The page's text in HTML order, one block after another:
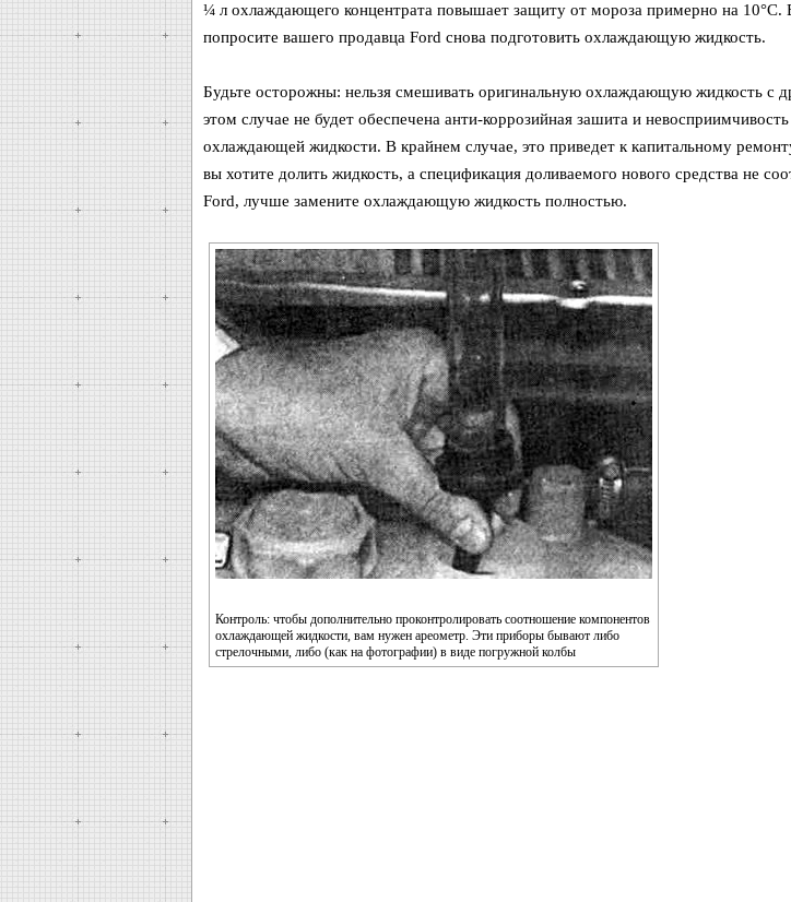
¼ л охлаждающего концентрата повышает защиту от мороза примерно на 10°C.
попросите вашего продавца Ford снова подготовить охлаждающую жидкость.
Будьте осторожны: нельзя смешивать оригинальную охлаждающую жидкость с
этом случае не будет обеспечена анти-коррозийная зашита и
охлаждающей жидкости. В крайнем случае, это приведет к капитальному
вы хотите долить жидкость, а спецификация доливаемого нового средства не
Ford, лучше замените охлаждающую жидкость полностью.
Контроль: чтобы дополнительно проконтролировать соотношение компонентов
охлаждающей жидкости, вам нужен ареометр. Эти приборы бывают либо
стрелочными, либо (как на фотографии) в виде погружной колбы